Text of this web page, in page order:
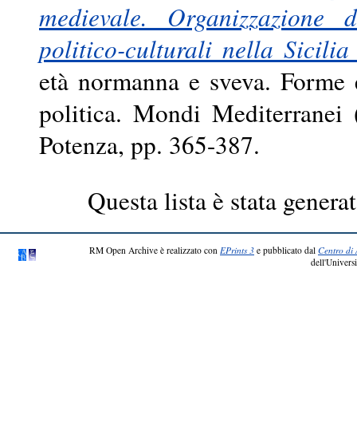
medievale.
politico-culturali nella Sicilia
età normanna e sveva.
politica. Mondi Mediterranei
Potenza, pp. 365-387.
Questa lista è stata
RM Open Archive è realizzato con EPrints 3 e pubblicato dal Centro di